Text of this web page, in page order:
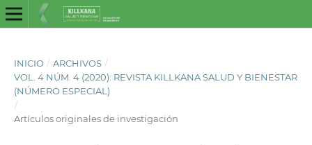
INICIO / ARCHIVOS /
VOL. 4 NÚM. 4 (2020): REVISTA KILLKANA SALUD Y BIENESTAR
(NÚMERO ESPECIAL)
/
Artículos originales de investigación